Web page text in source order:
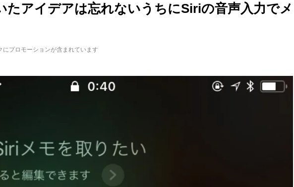
たアイデアは忘れないうちにSiriの音声入力でメ
プロモーションが含まれています